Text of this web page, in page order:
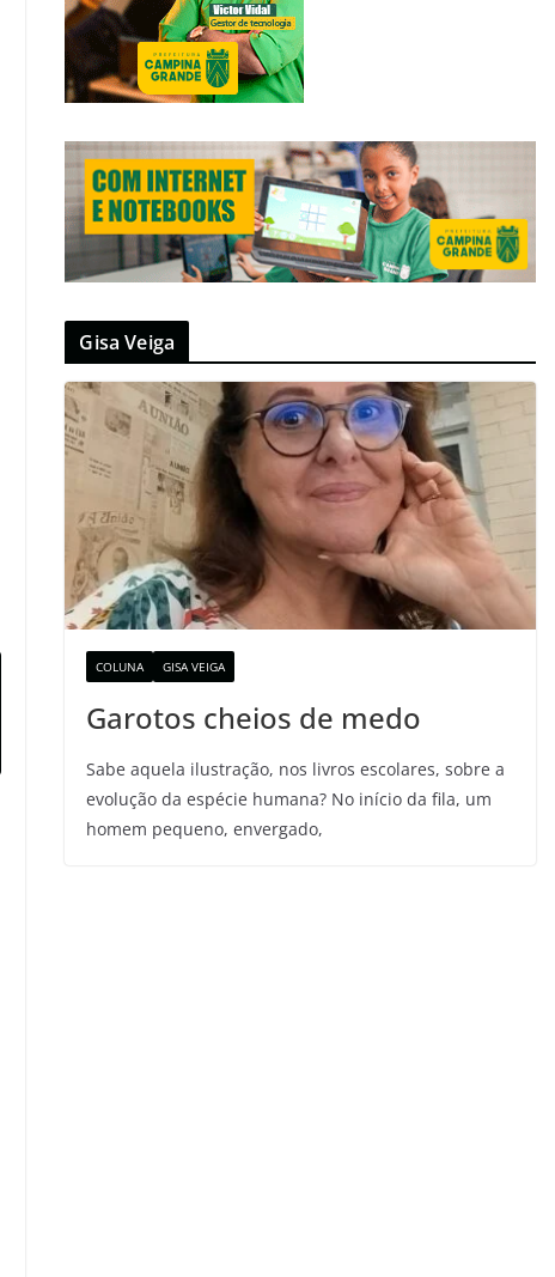
Gisa Veiga
COLUNA GISA VEIGA
Garotos cheios de medo
Sabe aquela ilustração, nos livros escolares, sobre a
evolução da espécie humana? No início da fila, um
homem pequeno, envergado,